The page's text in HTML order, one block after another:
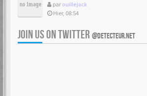
par ouillejack
Hier, 08:54
JOIN US ON TWITTER @DETECTEUR.NET